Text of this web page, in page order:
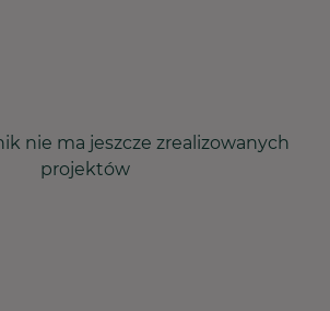
nie ma jeszcze zrealizowanych
projektów